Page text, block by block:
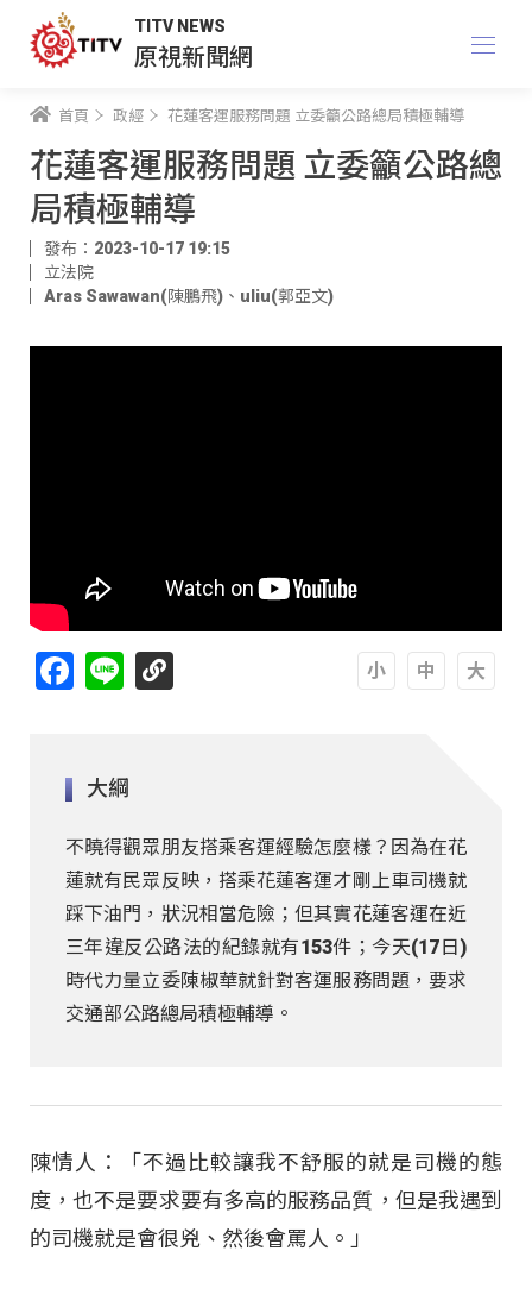
TITV NEWS
原視新聞網
首頁 政經 花蓮客運服務問題 立委籲公路總局積極輔導
花蓮客運服務問題 立委籲公路總
局積極輔導
發布：2023-10-17 19:15
立法院
Aras Sawawan(陳鵬飛) 、 uliu(郭亞文)
Facebook
Line
大綱
不曉得觀眾朋友搭乘客運經驗怎麼樣？因為在花
蓮就有民眾反映，搭乘花蓮客運才剛上車司機就
踩下油門，狀況相當危險；但其實花蓮客運在近
三年違反公路法的紀錄就有153件；今天(17日)
時代力量立委陳椒華就針對客運服務問題，要求
交通部公路總局積極輔導。
陳情人：「不過比較讓我不舒服的就是司機的態
度，也不是要求要有多高的服務品質，但是我遇到
的司機就是會很兇、然後會罵人。」